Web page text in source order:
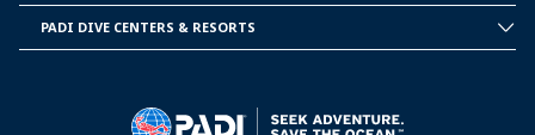
INFORMATION
PADI DIVE CENTERS & RESORTS